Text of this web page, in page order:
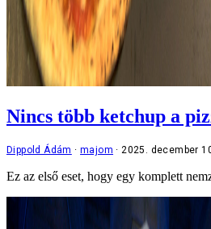
Nincs több ketchup a
Dippold Ádám majom 2025. december
Ez az első eset, hogy egy komplett